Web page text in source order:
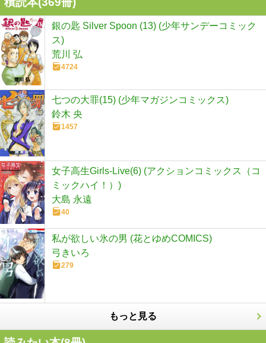
銀の匙 Silver Spoon (13) (少年サンデーコミック
ス)
荒川 弘
4724
七つの大罪(15) (少年マガジンコミックス)
鈴木 央
1457
女子高生Girls-Live(6) (アクションコミックス（コ
ミックハイ！）)
大島 永遠
40
私が欲しい氷の男 (花とゆめCOMICS)
弓きいろ
279
もっと見る